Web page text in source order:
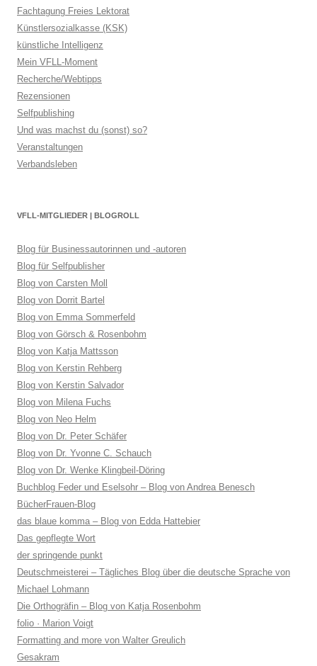
Fachtagung Freies Lektorat
Künstlersozialkasse (KSK)
künstliche Intelligenz
Mein VFLL-Moment
Recherche/Webtipps
Rezensionen
Selfpublishing
Und was machst du (sonst) so?
Veranstaltungen
Verbandsleben
VFLL-MITGLIEDER | BLOGROLL
Blog für Businessautorinnen und -autoren
Blog für Selfpublisher
Blog von Carsten Moll
Blog von Dorrit Bartel
Blog von Emma Sommerfeld
Blog von Görsch & Rosenbohm
Blog von Katja Mattsson
Blog von Kerstin Rehberg
Blog von Kerstin Salvador
Blog von Milena Fuchs
Blog von Neo Helm
Blog von Dr. Peter Schäfer
Blog von Dr. Yvonne C. Schauch
Blog von Dr. Wenke Klingbeil-Döring
Buchblog Feder und Eselsohr – Blog von Andrea Benesch
BücherFrauen-Blog
das blaue komma – Blog von Edda Hattebier
Das gepflegte Wort
der springende punkt
Deutschmeisterei – Tägliches Blog über die deutsche Sprache von
Michael Lohmann
Die Orthogräfin – Blog von Katja Rosenbohm
folio · Marion Voigt
Formatting and more von Walter Greulich
Gesakram